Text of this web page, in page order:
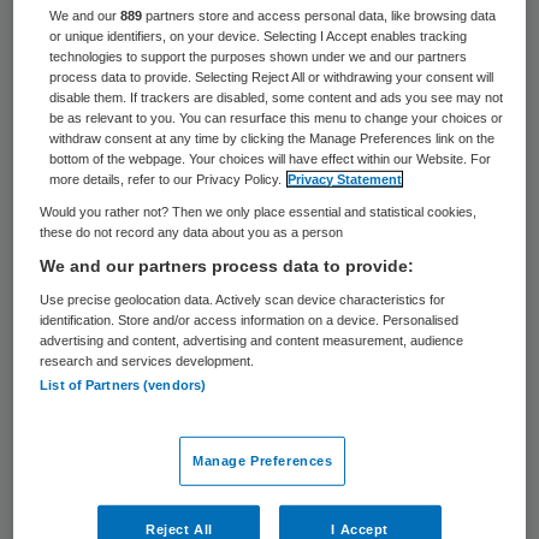
Oud-plastisch chirurg Maas Geesteranus
van het Jeroen Bosch Ziekenhuis in Den
Bosch heeft zich inderdaad door patiënten
contant laten betalen. Of hij ook heeft
gefraudeerd, valt echter niet meer te
achterhalen. Dat zei het ziekenhuis
donderdag na een onderzoek dat het heeft
laten uitvoeren door het Instituut voor
Financieel Onderzoek.
Maas Geesteranus was tot 2001 de enige
, de voorganger van het
huidige Jeroen Bosch Ziekenhuis. In
februari bracht De Telegraaf naar buiten
We and our889 partners store and access personal data, like browsing data
or unique identifiers, on your device. Selecting I Accept enables tracking
technologies to support the purposes shown under we and our partners
process data to provide. Selecting Reject All or withdrawing your consent will
disable them. If trackers are disabled, some content and ads you see may not
be as relevant to you. You can resurface this menu to change your choices or
withdraw consent at any time by clicking the Manage Preferences link on the
bottom of the webpage. Your choices will have effect within our Website. For
more details, refer to our Privacy Policy.
Privacy Statement
Would you rather not? Then we only place essential and statistical cookies,
these do not record any data about you as a person
We and our partners process data to provide:
Use precise geolocation data. Actively scan device characteristics for
identification. Store and/or access information on a device. Personalised
advertising and content, advertising and content measurement, audience
research and services development.
List of Partners (vendors)
Manage Preferences
Reject All I Accept